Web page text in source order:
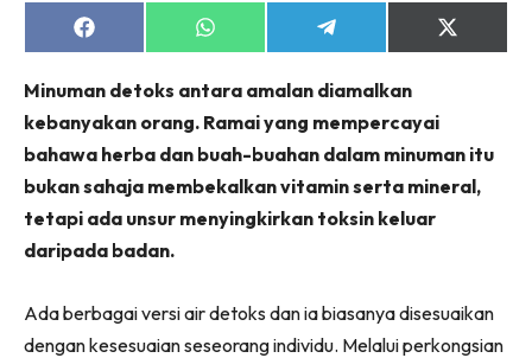
Share
on
Share
on
Share
on
Share
on
Minuman detoks antara amalan diamalkan
kebanyakan orang. Ramai yang mempercayai
bahawa herba dan buah-buahan dalam minuman itu
bukan sahaja membekalkan vitamin serta mineral,
tetapi ada unsur menyingkirkan toksin keluar
daripada badan.
Ada berbagai versi air detoks dan ia biasanya disesuaikan
dengan kesesuaian seseorang individu. Melalui perkongsian